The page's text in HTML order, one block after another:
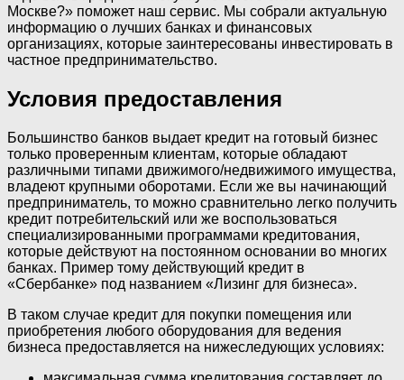
Москве?» поможет наш сервис. Мы собрали актуальную
информацию о лучших банках и финансовых
организациях, которые заинтересованы инвестировать в
частное предпринимательство.
Условия предоставления
Большинство банков выдает кредит на готовый бизнес
только проверенным клиентам, которые обладают
различными типами движимого/недвижимого имущества,
владеют крупными оборотами. Если же вы начинающий
предприниматель, то можно сравнительно легко получить
кредит потребительский или же воспользоваться
специализированными программами кредитования,
которые действуют на постоянном основании во многих
банках. Пример тому действующий кредит в
«Сбербанке» под названием «Лизинг для бизнеса».
В таком случае кредит для покупки помещения или
приобретения любого оборудования для ведения
бизнеса предоставляется на нижеследующих условиях: